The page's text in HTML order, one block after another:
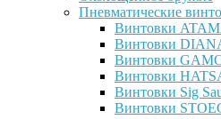
Пневматические
Винтовки
Винтовки
Винтовки
Винтовки
Винтовки Sig
Винтовки